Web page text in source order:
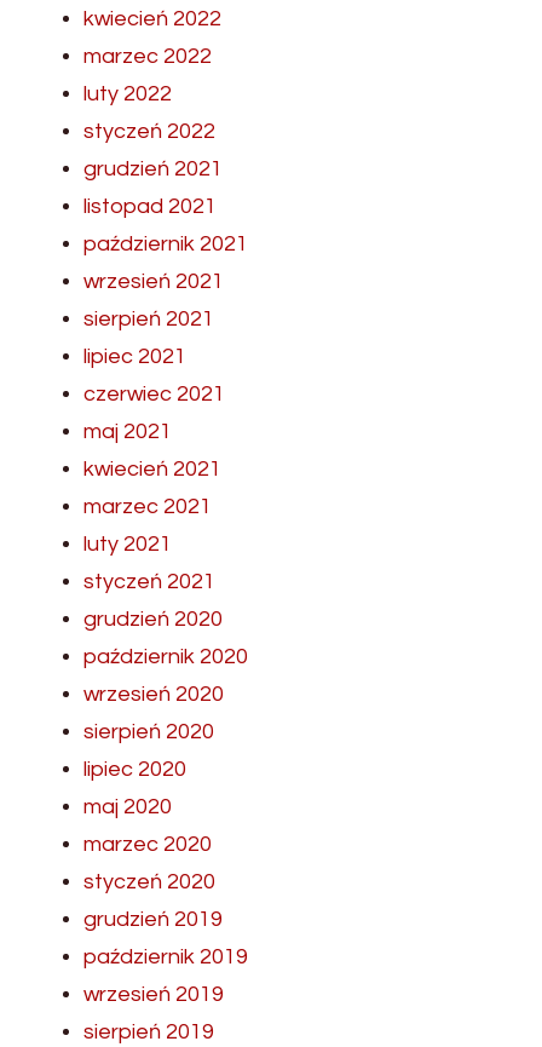
kwiecień 2022
marzec 2022
luty 2022
styczeń 2022
grudzień 2021
listopad 2021
październik 2021
wrzesień 2021
sierpień 2021
lipiec 2021
czerwiec 2021
maj 2021
kwiecień 2021
marzec 2021
luty 2021
styczeń 2021
grudzień 2020
październik 2020
wrzesień 2020
sierpień 2020
lipiec 2020
maj 2020
marzec 2020
styczeń 2020
grudzień 2019
październik 2019
wrzesień 2019
sierpień 2019